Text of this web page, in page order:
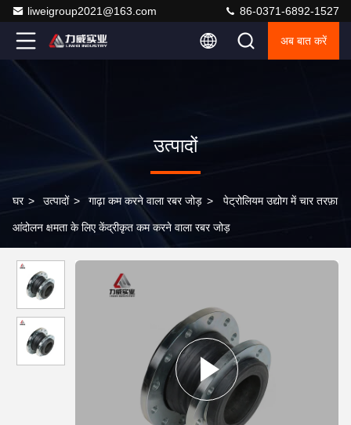
liweigroup2021@163.com 86-0371-6892-1527
अब बात करें
उत्पादों
घर > उत्पादों > गाढ़ा कम करने वाला रबर जोड़ > पेट्रोलियम उद्योग में चार तरफ़ा
आंदोलन क्षमता के लिए केंद्रीकृत कम करने वाला रबर जोड़